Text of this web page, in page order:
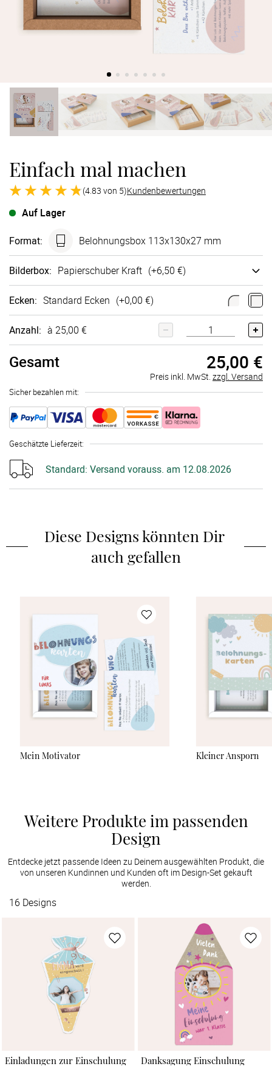
Einfach mal machen
(4.83 von 5)Kundenbewertungen
Auf Lager
Format: Belohnungsbox 113x130x27 mm
Bilderbox: Papier­schuber Kraft (+6,50 €)
Ecken: Standard Ecken (+0,00 €)
Anzahl: à 25,00 €
Gesamt 25,00 €
Preis inkl. MwSt. zzgl. Versand
Sicher bezahlen mit:
Geschätzte Lieferzeit:
Standard: Versand vorauss. am 12.08.2026
Diese Designs könnten Dir
auch gefallen
Mein Motivator Kleiner Ansporn
Weitere Produkte im passenden
Design
Entdecke jetzt passende Ideen zu Deinem ausgewählten Produkt, die
von unseren Kundinnen und Kunden oft im Design-Set gekauft
werden.
16 Designs
Einladungen zur Einschulung Danksagung Einschulung